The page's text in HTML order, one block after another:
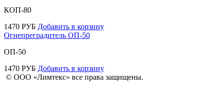
КОП-80
1470 РУБ Добавить в корзину
Огнепреградитель ОП-50
ОП-50
1470 РУБ Добавить в корзину
© ООО «Лимтекс» все права защищены.